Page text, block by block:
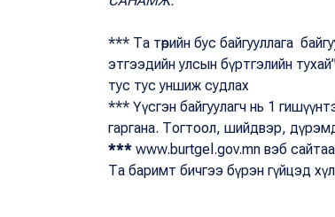
*** Та төрийн бус байгууллага
этгээдийн улсын бүртгэлийн
тус тус уншиж судлах
*** Үүсгэн байгуулагч нь 1
гаргана. Тогтоол, шийдвэр,
*** www.burtgel.gov.mn вэб
Та баримт бичгээ бүрэн гүйцэд